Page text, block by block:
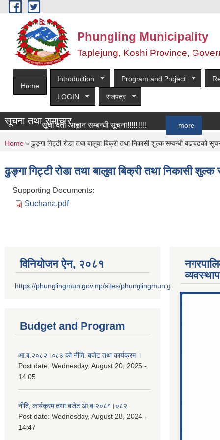
Skip to main content
Phungling Municipality
Taplejung, Koshi Province,
Home
Introduction Program and Project
LOGIN राजपत्र
सूचना तथा समाचार
सूची दर्ता आह्वान सम्बन्धी सूचना!!!!!!!!!!
You are here
Home » ढुङ्गा गिट्टी रोडा तथा बालुवा बिक्री तथा निकासी शुल्क सम्वन्धी बढाबढको
ढुङ्गा गिट्टी रोडा तथा बालुवा बिक्री तथा निकासी
Supporting Documents:
Suchana.pdf
विनियोजन ऐन‚ २०८१
https://phunglingmun.gov.np/sites/phunglingmun.gov.np/files/
Budget and Program
आ.ब.२०८२।०८३ को नीति‚ बजेट तथा कार्यक्रम ।
Post date: Wednesday, August 20, 2025 -
14:05
नीति‚ कार्यक्रम तथा बजेट आ.ब.२०८१।०८२
Post date: Wednesday, August 28, 2024 -
14:47